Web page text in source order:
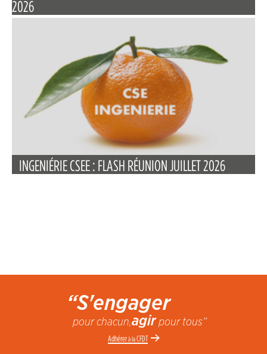
2026
INGENIÉRIE CSEE : FLASH RÉUNION JUILLET 2026
“S'engager
pour chacun,agirpour tous”
Adhérerà laCFDT